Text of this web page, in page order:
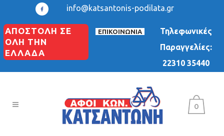
info@katsantonis-podilata.gr
ΑΠΟΣΤΟΛΗ ΣΕ
ΟΛΗ ΤΗΝ
ΕΛΛΑΔΑ
ΕΠΙΚΟΙΝΩΝΙΑ
Τηλεφωνικές
Παραγγελίες:
22310 35440
0